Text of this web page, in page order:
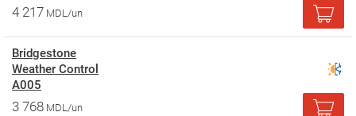
4 217 MDL/un
Bridgestone
Weather Control
A005
3 768 MDL/un